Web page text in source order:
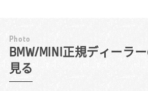
れにより、診断方法やトラブル
グのあり方もどんどん進化し、
もその最先端で働けるというの
だと思います。
ムーズに仕事を行うのは難しか
だからこそ自分で工具を工夫し
お客様への品質に差が出ないよ
断機などの専用ツールや車両の
め、結局は正規ディーラーにお
せることになるくやしさを感じ
もっと整備業を極めたいと転職
今でも一番やりがいを感じるの
MINIマイスターを目標に。
Photo
BMW/MINI正規ディーラ
見る